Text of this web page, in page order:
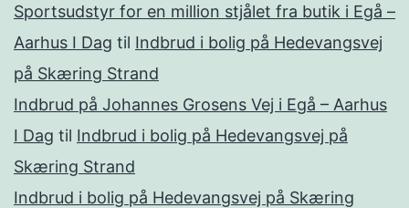
Sportsudstyr for en million stjålet fra butik i Egå –
Aarhus I Dag til Indbrud i bolig på Hedevangsvej
på Skæring Strand
Indbrud på Johannes Grosens Vej i Egå – Aarhus
I Dag til Indbrud i bolig på Hedevangsvej på
Skæring Strand
Indbrud i bolig på Hedevangsvej på Skæring